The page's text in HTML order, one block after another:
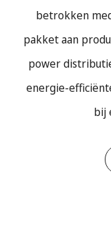
betrokken
pakket aan
power
energie-
bij